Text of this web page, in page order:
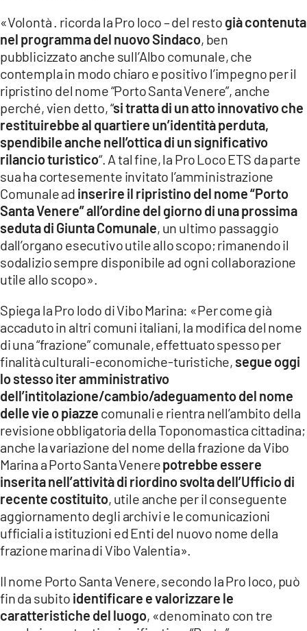
«Volontà . ricorda la Pro loco – del resto già contenuta
nel programma del nuovo Sindaco, ben
pubblicizzato anche sull’Albo comunale, che
contempla in modo chiaro e positivo l’impegno per il
ripristino del nome “Porto Santa Venere”, anche
perché, vien detto, “si tratta di un atto innovativo che
restituirebbe al quartiere un’identità perduta,
spendibile anche nell’ottica di un significativo
rilancio turistico“. A tal fine, la Pro Loco ETS da parte
sua ha cortesemente invitato l’amministrazione
Comunale ad inserire il ripristino del nome “Porto
Santa Venere” all’ordine del giorno di una prossima
seduta di Giunta Comunale, un ultimo passaggio
dall’organo esecutivo utile allo scopo; rimanendo il
sodalizio sempre disponibile ad ogni collaborazione
utile allo scopo».
Spiega la Pro lodo di Vibo Marina: «Per come già
accaduto in altri comuni italiani, la modifica del nome
di una “frazione” comunale, effettuato spesso per
finalità culturali-economiche-turistiche, segue oggi
lo stesso iter amministrativo
dell’intitolazione/cambio/adeguamento del nome
delle vie o piazze comunali e rientra nell’ambito della
revisione obbligatoria della Toponomastica cittadina;
anche la variazione del nome della frazione da Vibo
Marina a Porto Santa Venerepotrebbe essere
inserita nell’attività di riordino svolta dell’Ufficio di
recente costituito, utile anche per il conseguente
aggiornamento degli archivi e le comunicazioni
ufficiali a istituzioni ed Enti del nuovo nome della
frazione marina di Vibo Valentia».
Il nome Porto Santa Venere, secondo la Pro loco, può
fin da subito identificare e valorizzare le
caratteristiche del luogo, «denominato con tre